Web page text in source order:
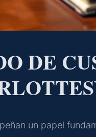
DE
un papel